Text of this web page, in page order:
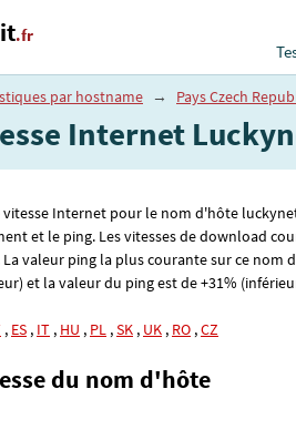
.fr
par hostname → Pays Czech
Internet
Internet pour le nom d'hôte
et le ping. Les vitesses de download
La valeur ping la plus courante sur ce nom
et la valeur du ping est de +31%
, ES , IT , HU , PL ,SK , UK , RO ,CZ
du nom d'hôte